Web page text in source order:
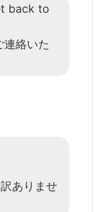
back to
絡いた
ありませ